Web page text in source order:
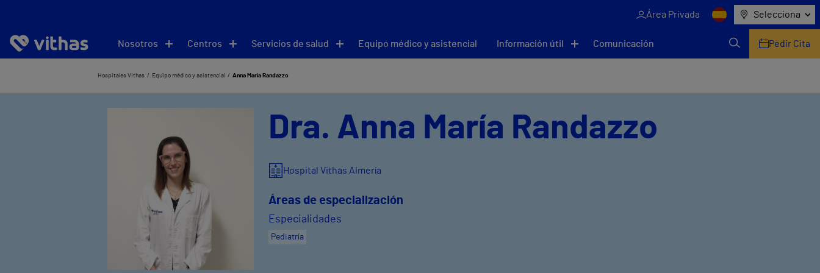
Área Privada Selecciona
Nosotros Centros Servicios de salud Equipo médico y asistencial Información útil Comunicación Pedir Cita
Hospitales Vithas Equipo médico y asistencial Anna María Randazzo
Dra. Anna María Randazzo
Hospital Vithas Almería
Áreas de especialización
Especialidades
Pediatría